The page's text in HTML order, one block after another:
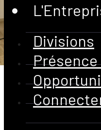
Divisions
Votre carrière
DÉVELOPPEZ